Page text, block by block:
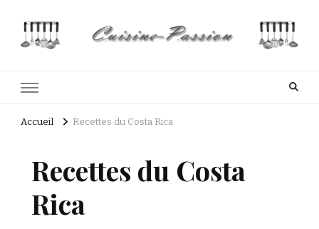
Accueil Recettes du Costa Rica
Recettes du Costa
Rica